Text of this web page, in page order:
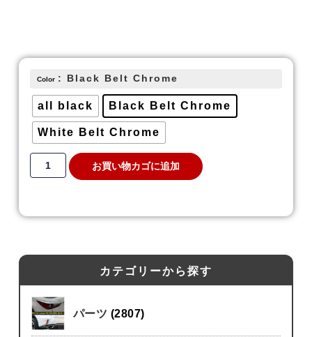
カテゴリーから探す
パーツ (2807)
Color : Black Belt Chrome
all black Black Belt Chrome
White Belt Chrome
お買い物カゴに追加